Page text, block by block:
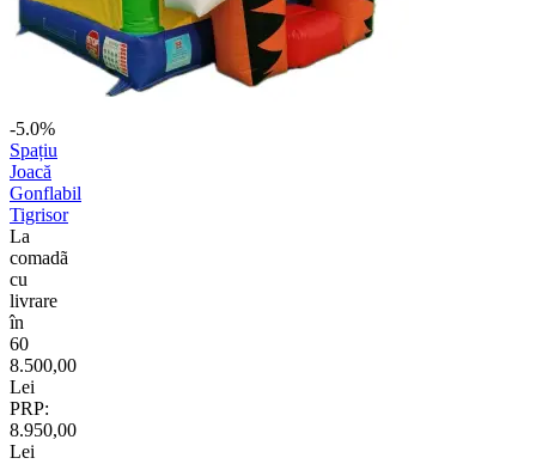
-5.0%
Spațiu
Joacă
Gonflabil
Tigrisor
La
comadã
cu
livrare
în
60
8.500,00
Lei
PRP:
8.950,00
Lei